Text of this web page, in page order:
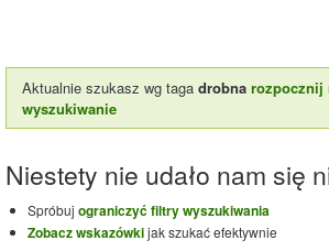
Kontakt
Aktualnie szukasz wg taga drobna rozpocznij
wyszukiwanie
Niestety nie udało nam się
Spróbuj ograniczyć filtry wyszukiwania
Zobacz wskazówkijak szukać efektywnie